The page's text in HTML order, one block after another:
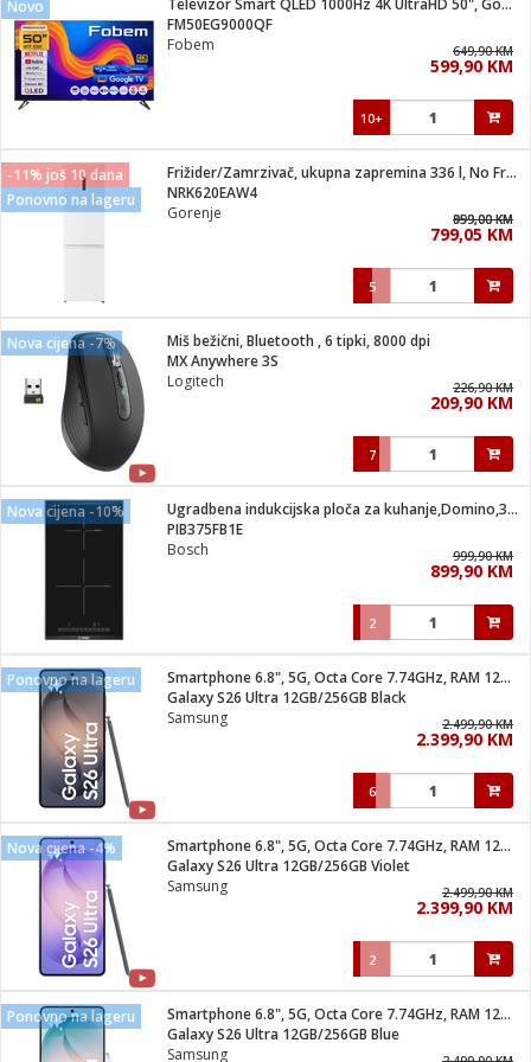
pribor
Vitrine
Sušilica
/ Zdravlje
za kosu
brijanje
pribor
tuš
i kutije
osigurači
gorivo
Novo
Televizor Smart QLED 1000Hz 4K UltraHD 50", Google TV
FM50EG9000QF
Fobem
649,90 KM
599,90 KM
10+
-11% još 10 dana
Ponovno na lageru
Frižider/Zamrzivač, ukupna zapremina 336 l, No Frost Plus, E
NRK620EAW4
Gorenje
959,00 KM
899,00 KM
799,05 KM
5
Nova cijena -7%
Miš bežični, Bluetooth , 6 tipki, 8000 dpi
MX Anywhere 3S
Logitech
226,90 KM
209,90 KM
7
Nova cijena -10%
Ugradbena indukcijska ploča za kuhanje,Domino,3700W,Serie 6
PIB375FB1E
Bosch
999,90 KM
899,90 KM
2
Ponovno na lageru
Smartphone 6.8", 5G, Octa Core 7.74GHz, RAM 12GB, 200Mpixel
Galaxy S26 Ultra 12GB/256GB Black
Samsung
2.499,90 KM
2.399,90 KM
6
Nova cijena -4%
Smartphone 6.8", 5G, Octa Core 7.74GHz, RAM 12GB, 200Mpixel
Galaxy S26 Ultra 12GB/256GB Violet
Samsung
2.499,90 KM
2.399,90 KM
2
Ponovno na lageru
Smartphone 6.8", 5G, Octa Core 7.74GHz, RAM 12GB, 200Mpixel
Galaxy S26 Ultra 12GB/256GB Blue
Samsung